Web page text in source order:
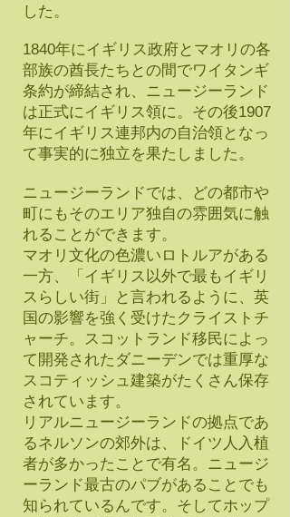
した。
1840年にイギリス政府とマオリの各
部族の酋長たちとの間でワイタンギ
条約が締結され、ニュージーランド
は正式にイギリス領に。その後1907
年にイギリス連邦内の自治領となっ
て事実的に独立を果たしました。
ニュージーランドでは、どの都市や
町にもそのエリア独自の雰囲気に触
れることができます。
マオリ文化の色濃いロトルアがある
一方、「イギリス以外で最もイギリ
スらしい街」と言われるように、英
国の影響を強く受けたクライストチ
ャーチ。スコットランド移民によっ
て開発されたダニーデンでは重厚な
スコティッシュ建築がたくさん保存
されています。
リアルニュージーランドの拠点であ
るネルソンの郊外は、ドイツ人入植
者が多かったことで有名。ニュージ
ーランド最古のパブがあることでも
知られているんです。そしてホップ